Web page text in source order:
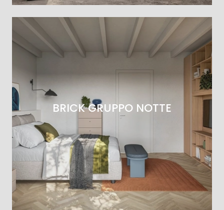
BRICK GRUPPO NOTTE